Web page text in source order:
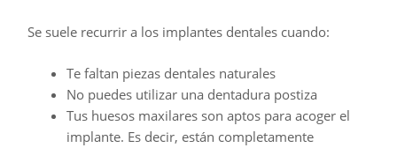
Se suele recurrir a los implantes dentales cuando:
Te faltan piezas dentales naturales
No puedes utilizar una dentadura postiza
Tus huesos maxilares son aptos para acoger el
implante. Es decir, están completamente